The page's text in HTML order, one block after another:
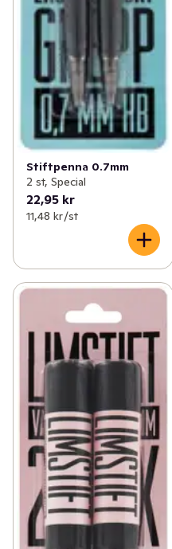
Stiftpenna 0.7mm
2 st, Special
22,95 kr
11,48 kr /st